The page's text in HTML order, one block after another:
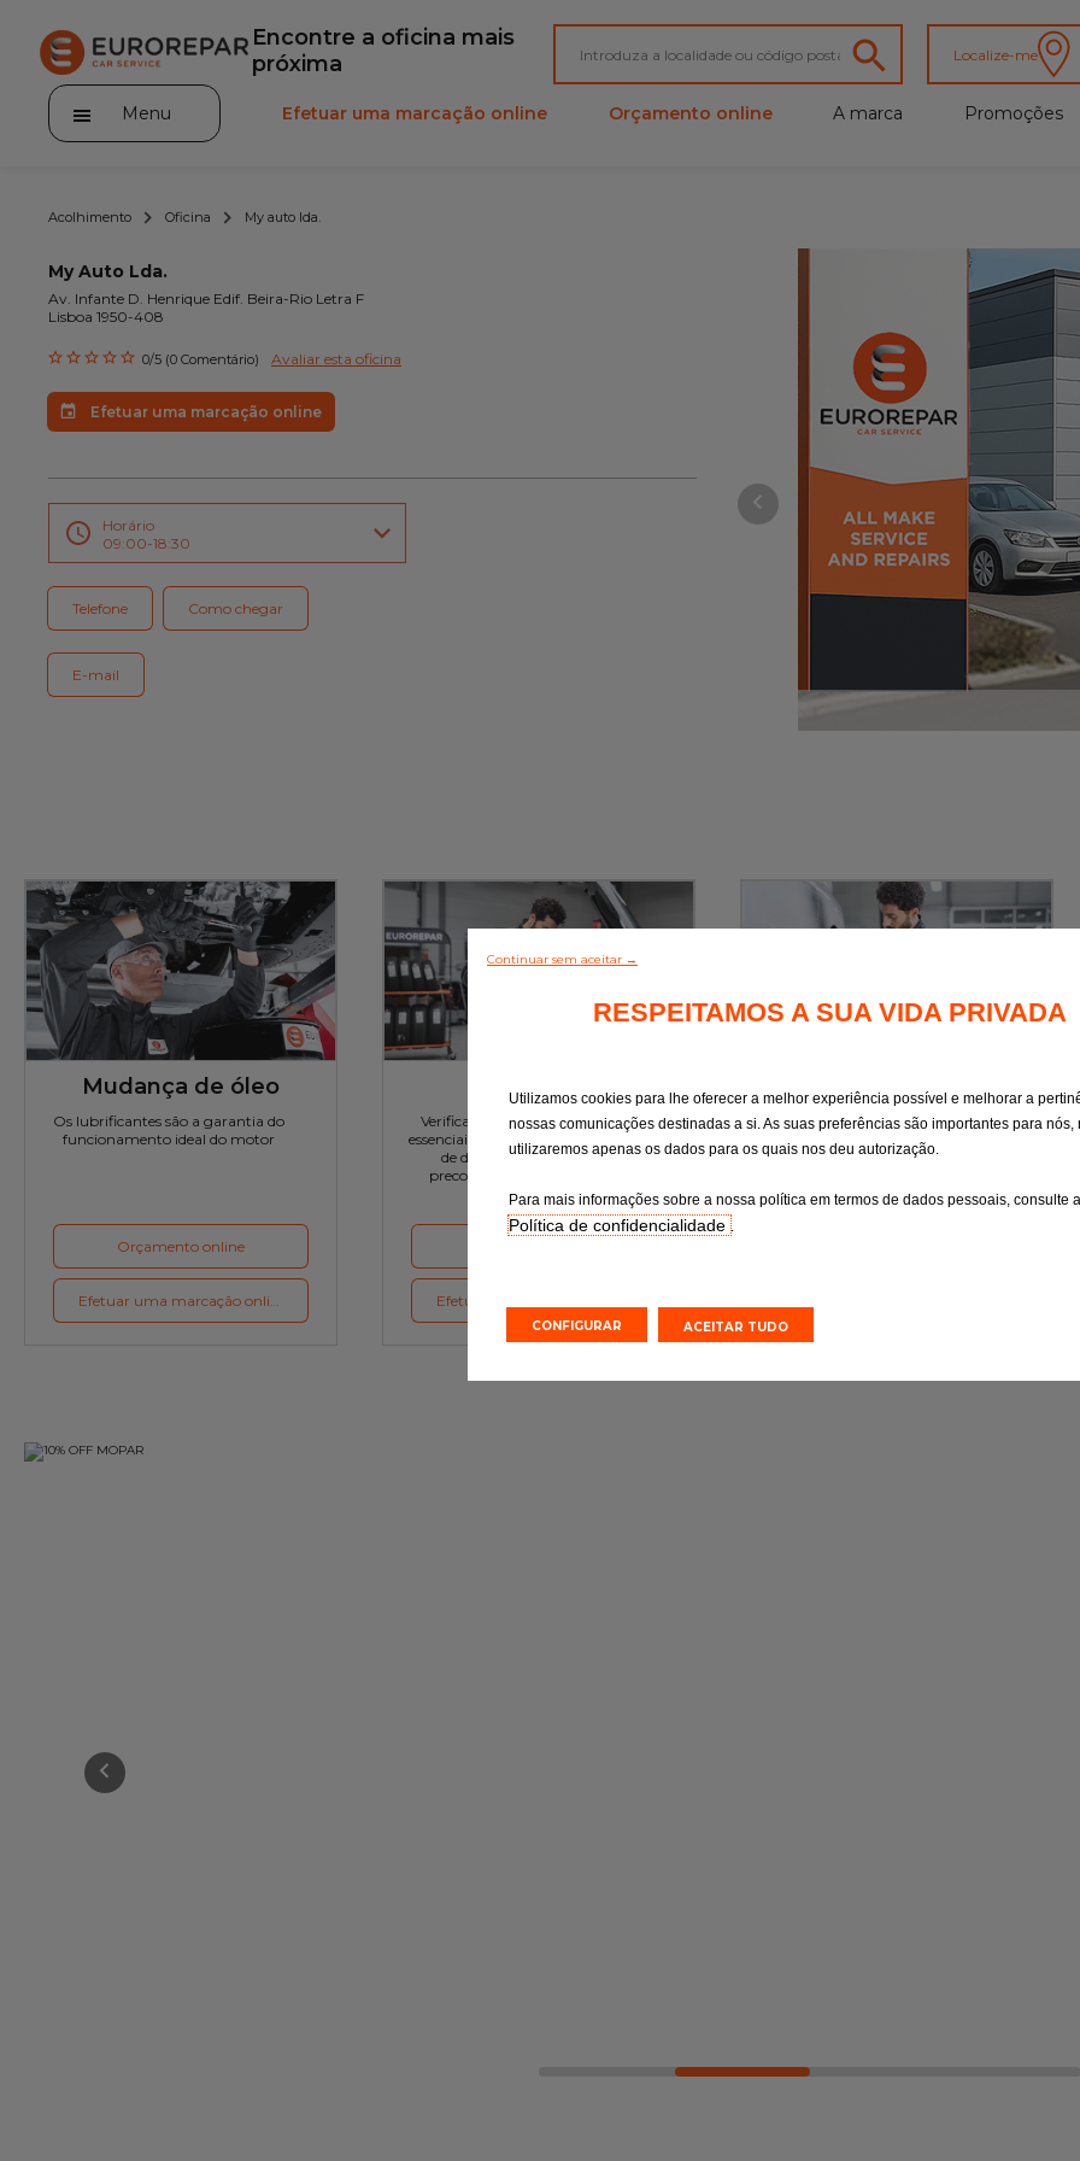
Encontre a oficina mais
próxima
Localize-me
Menu
A marca
Promoções
Noticias
Serviços
Gama Eurorepar
Efetuar uma marcação online Orçamento online A marca Promoções
Acolhimento Oficina My auto lda.
My Auto Lda.
Av. Infante D. Henrique Edif. Beira-Rio Letra F
Lisboa 1950-408
0/5 (0 Comentário) Avaliar esta oficina
Efetuar uma marcação online
Horário
09:00-18:30
Telefone Como chegar
E-mail
Mudança de óleo
Os lubrificantes são a garantia do
funcionamento ideal do motor
Orçamento online
Efetuar uma marcação online
Revisão
Verificação rigorosa dos pontos
essenciais e a substituição de peças
de desgaste consoante as
preconizações do fabricante.
Pneus
Pneus: a ligação essencial que não
pode ser ignorada
Continuar sem aceitar →
RESPEITAMOS A SUA VIDA PRIVADA
Utilizamos cookies para lhe oferecer a melhor experiência possível e melhorar a
nossas comunicações destinadas a si. As suas preferências são importantes para nós,
utilizaremos apenas os dados para os quais nos deu autorização.
Para mais informações sobre a nossa política em termos de dados pessoais, consulte
Política de confidencialidade .
CONFIGURAR ACEITAR TUDO